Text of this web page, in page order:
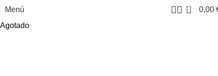
Menú 0 0,00
Agotado